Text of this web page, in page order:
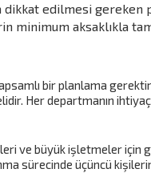
dikkat edilmesi
minimum aksaklıkla
bir planlama
Her departmanın
ve büyük işletmeler için
sürecinde üçüncü